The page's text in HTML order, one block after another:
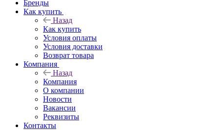
Бренды
Как купить
Назад
Как купить
Условия оплаты
Условия доставки
Возврат товара
Компания
Назад
Компания
О компании
Новости
Вакансии
Реквизиты
Контакты